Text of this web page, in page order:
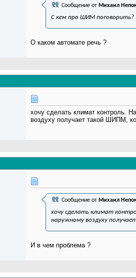
Сообщение от Михаил
С кем про ШИМ
О каком автомате речь ?
хочу сделать климат контроль.
воздуху получает такой ШИПМ,
Сообщение от Михаил
хочу сделать климат
наружному воздуху
И в чем проблема ?